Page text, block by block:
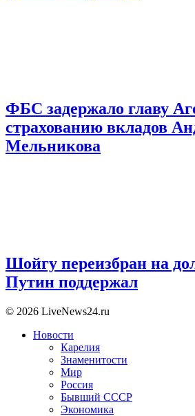
ФБС задержало главу
страхованию вкладов
Мельникова
Шойгу переизбран на
Путин поддержал
© 2026 LiveNews24.ru
Новости
Карелия
Знаменитости
Мир
Россия
Бывший СССР
Экономика